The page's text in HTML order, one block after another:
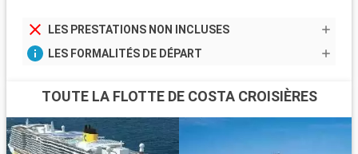
LES PRESTATIONS NON INCLUSES
LES FORMALITÉS DE DÉPART
TOUTE LA FLOTTE DE COSTA CROISIÈRES